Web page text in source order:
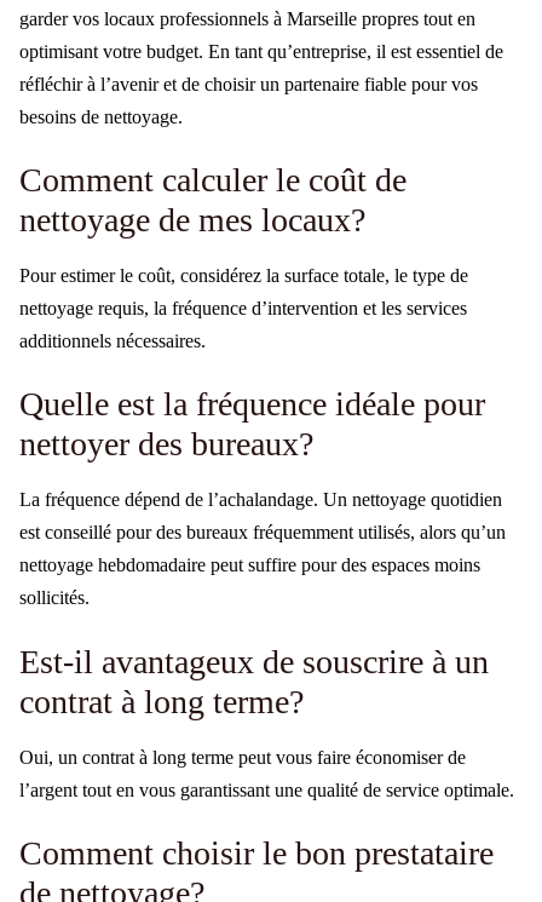
garder vos locaux professionnels à Marseille propres tout en
optimisant votre budget. En tant qu’entreprise, il est essentiel de
réfléchir à l’avenir et de choisir un partenaire fiable pour vos
besoins de nettoyage.
Comment calculer le coût de
nettoyage de mes locaux?
Pour estimer le coût, considérez la surface totale, le type de
nettoyage requis, la fréquence d’intervention et les services
additionnels nécessaires.
Quelle est la fréquence idéale pour
nettoyer des bureaux?
La fréquence dépend de l’achalandage. Un nettoyage quotidien
est conseillé pour des bureaux fréquemment utilisés, alors qu’un
nettoyage hebdomadaire peut suffire pour des espaces moins
sollicités.
Est-il avantageux de souscrire à un
contrat à long terme?
Oui, un contrat à long terme peut vous faire économiser de
l’argent tout en vous garantissant une qualité de service optimale.
Comment choisir le bon prestataire
de nettoyage?